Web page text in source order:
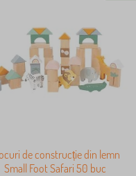
de construcție din lemn
Small Foot Safari 50 buc